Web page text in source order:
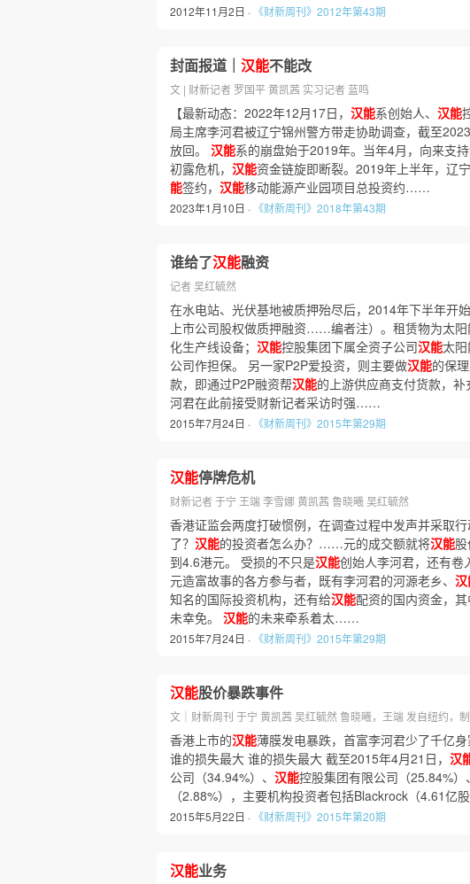
2012年11月2日 · 《财新周刊》2012年第43期
封面报道｜ 汉能不能改
文 | 财新记者 罗国平 黄凯茜 实习记者 蓝鸣
【最新动态：2022年12月17日， 汉能系创始人、 汉能
局主席李河君被辽宁锦州警方带走协助调查，截至
放回。 汉能系的崩盘始于2019年。当年4月，向来支持
初露危机， 汉能资金链旋即断裂。2019年上半年，辽
能签约， 汉能移动能源产业园项目总投资约……
2023年1月10日 · 《财新周刊》2018年第43期
谁给了汉能融资
记者 吴红毓然
在水电站、光伏基地被质押殆尽后，2014年下半年开始
上市公司股权做质押融资……编者注）。租赁物为太
化生产线设备； 汉能控股集团下属全资子公司汉能太
公司作担保。 另一家P2P爱投资，则主要做汉能的保
款，即通过P2P融资帮汉能的上游供应商支付货款，补
河君在此前接受财新记者采访时强……
2015年7月24日 · 《财新周刊》2015年第29期
汉能停牌危机
财新记者 于宁 王端 李雪娜 黄凯茜 鲁晓曦 吴红毓然
香港证监会两度打破惯例，在调查过程中发声并采取行
了？ 汉能的投资者怎么办？……元的成交额就将汉能
到4.6港元。 受损的不只是汉能创始人李河君，还有卷
元造富故事的各方参与者，既有李河君的河源老乡、
知名的国际投资机构，还有给汉能配资的国内资金，
未幸免。 汉能的未来牵系着太……
2015年7月24日 · 《财新周刊》2015年第29期
汉能股价暴跌事件
文｜财新周刊 于宁 黄凯茜 吴红毓然 鲁晓曦，王端 发自纽约，
香港上市的汉能薄膜发电暴跌，首富李河君少了千亿
谁的损失最大 谁的损失最大 截至2015年4月21日， 汉
公司（34.94%）、 汉能控股集团有限公司（25.84%）、
（2.88%），主要机构投资者包括Blackrock（4.61
2015年5月22日 · 《财新周刊》2015年第20期
汉能业务